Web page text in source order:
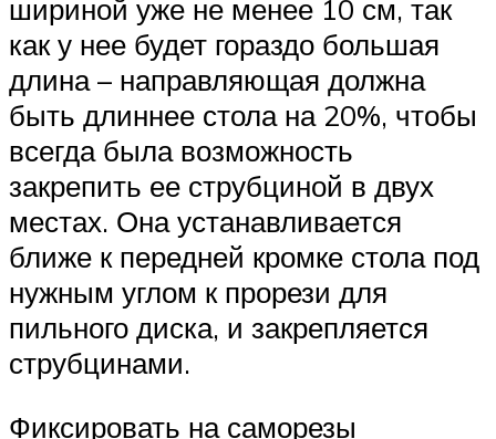
шириной уже не менее 10 см, так
как у нее будет гораздо большая
длина – направляющая должна
быть длиннее стола на 20%, чтобы
всегда была возможность
закрепить ее струбциной в двух
местах. Она устанавливается
ближе к передней кромке стола под
нужным углом к прорези для
пильного диска, и закрепляется
струбцинами.
Фиксировать на саморезы